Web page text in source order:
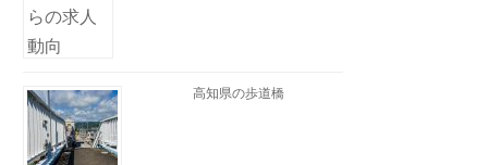
高知県の歩道橋